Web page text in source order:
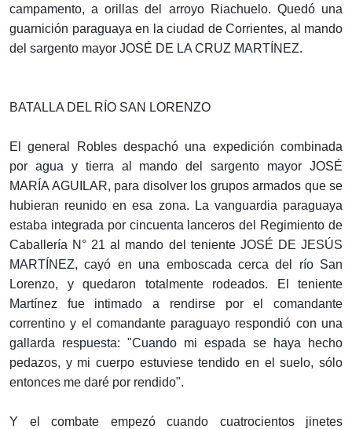
campamento, a orillas del arroyo Riachuelo. Quedó una
guarnición paraguaya en la ciudad de Corrientes, al mando
del sargento mayor JOSÉ DE LA CRUZ MARTÍNEZ.
BATALLA DEL RÍO SAN LORENZO
El general Robles despachó una expedición combinada
por agua y tierra al mando del sargento mayor JOSÉ
MARÍA AGUILAR, para disolver los grupos armados que se
hubieran reunido en esa zona. La vanguardia paraguaya
estaba integrada por cincuenta lanceros del Regimiento de
Caballería N° 21 al mando del teniente JOSÉ DE JESÚS
MARTÍNEZ, cayó en una emboscada cerca del río San
Lorenzo, y quedaron totalmente rodeados. El teniente
Martínez fue intimado a rendirse por el comandante
correntino y el comandante paraguayo respondió con una
gallarda respuesta: "Cuando mi espada se haya hecho
pedazos, y mi cuerpo estuviese tendido en el suelo, sólo
entonces me daré por rendido".
Y el combate empezó cuando cuatrocientos jinetes